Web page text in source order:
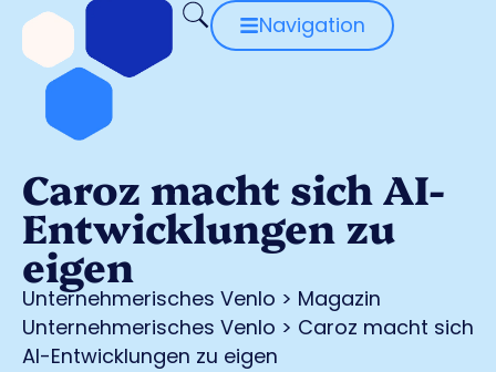
Navigation
Caroz macht sich AI-
Entwicklungen zu
eigen
Unternehmerisches Venlo > Magazin
Unternehmerisches Venlo > Caroz macht sich
AI-Entwicklungen zu eigen